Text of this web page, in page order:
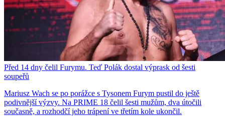
Před 14 dny čelil Furymu. Teď Polák dostal výprask od šesti
soupeřů
Mariusz Wach se po porážce s Tysonem Furym pustil do ještě
podivnější výzvy. Na PRIME 18 čelil šesti mužům, dva útočili
současně, a rozhodčí jeho trápení ve třetím kole ukončil.